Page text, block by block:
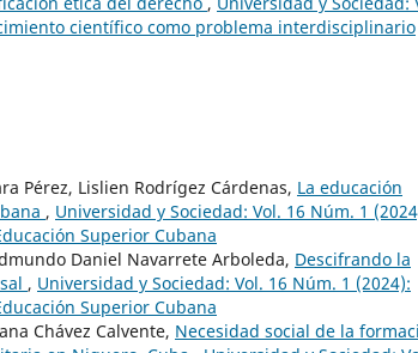
científico como problema interdisciplinario
Pérez, Lislien Rodrígez Cárdenas, La educación
, Universidad y Sociedad: Vol. 16 Núm. 1
Superior Cubana
Daniel Navarrete Arboleda, Descifrando la
, Universidad y Sociedad: Vol. 16 Núm. 1 (2024):
Superior Cubana
Chávez Calvente, Necesidad social de la